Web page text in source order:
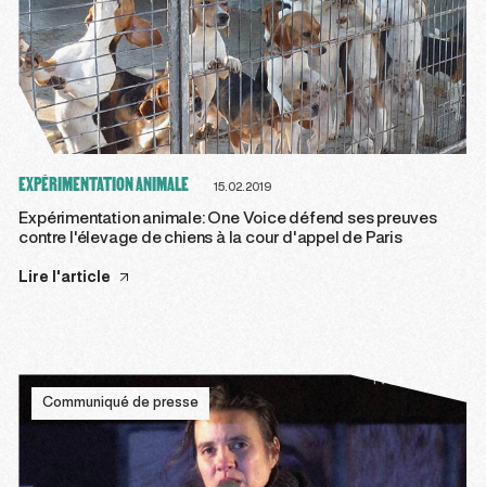
EXPÉRIMENTATION ANIMALE 15.02.2019
Expérimentation animale: One Voice défend ses preuves
contre l'élevage de chiens à la cour d'appel de Paris
Lire l'article
Communiqué de presse